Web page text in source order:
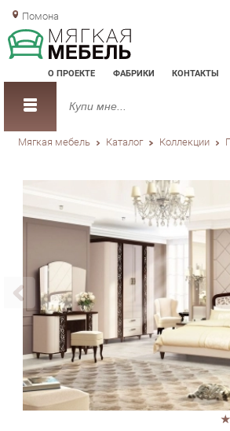
Помона
О ПРОЕКТЕ ФАБРИКИ КОНТАКТЫ
Мягкая мебель Каталог Коллекции
КОМПЛЕКТ МЕБЕЛИ ДЛЯ